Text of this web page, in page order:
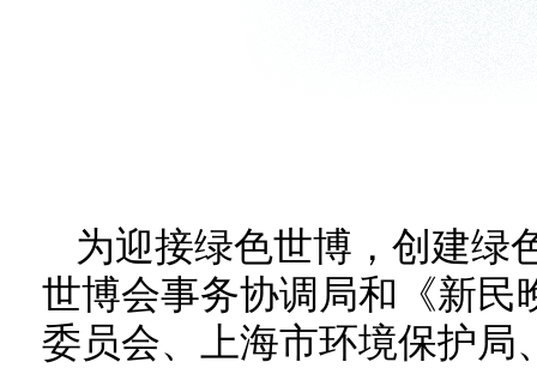
为迎接绿色世博，创建绿
世博会事务协调局和《新民
委员会、上海市环境保护局